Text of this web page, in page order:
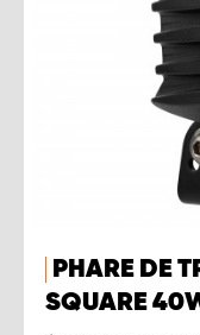
PHARE DE
SQUARE